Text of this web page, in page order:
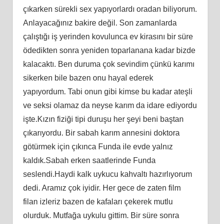
çıkarken sürekli sex yapıyorlardı oradan biliyorum.
Anlayacağınız bakire değil. Son zamanlarda
çalıştığı iş yerinden kovulunca ev kirasını bir süre
ödedikten sonra yeniden toparlanana kadar bizde
kalacaktı. Ben duruma çok sevindim çünkü karımı
sikerken bile bazen onu hayal ederek
yapıyordum. Tabi onun gibi kimse bu kadar ateşli
ve seksi olamaz da neyse karım da idare ediyordu
işte.Kızın fiziği tipi duruşu her şeyi beni baştan
çıkarıyordu. Bir sabah karım annesini doktora
götürmek için çıkınca Funda ile evde yalnız
kaldık.Sabah erken saatlerinde Funda
seslendi.Haydi kalk uykucu kahvaltı hazırlıyorum
dedi. Aramız çok iyidir. Her gece de zaten film
filan izleriz bazen de kafaları çekerek mutlu
olurduk. Mutfağa uykulu gittim. Bir süre sonra